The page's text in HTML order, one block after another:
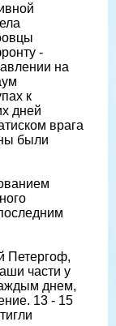
-
на
к
дней
врага
были
Петергоф,
части у
днем,
13 - 15